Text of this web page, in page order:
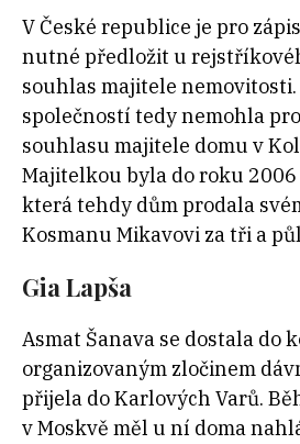
V České republice je pro
nutné předložit u
souhlas majitele
společností tedy nemohla
souhlasu majitele domu v
Majitelkou byla do roku 2006
která tehdy dům prodala
Kosmanu Mikavovi za tři a
Gia Lapša
Asmat Šanava se dostala do
organizovaným zločinem
přijela do Karlových Varů.
v Moskvě měl u ní doma